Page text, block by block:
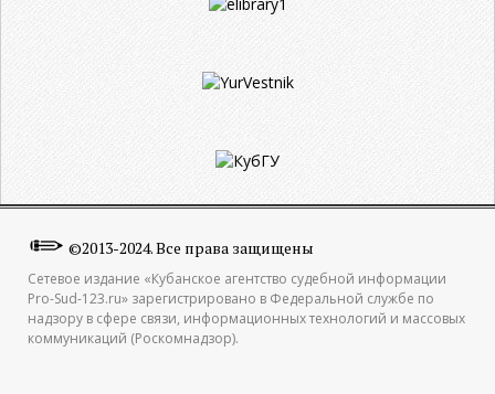
©2013-2024. Все права защищены
Сетевое издание «Кубанское агентство судебной информации
Pro-Sud-123.ru» зарегистрировано в Федеральной службе по
надзору в сфере связи, информационных технологий и массовых
коммуникаций (Роскомнадзор).